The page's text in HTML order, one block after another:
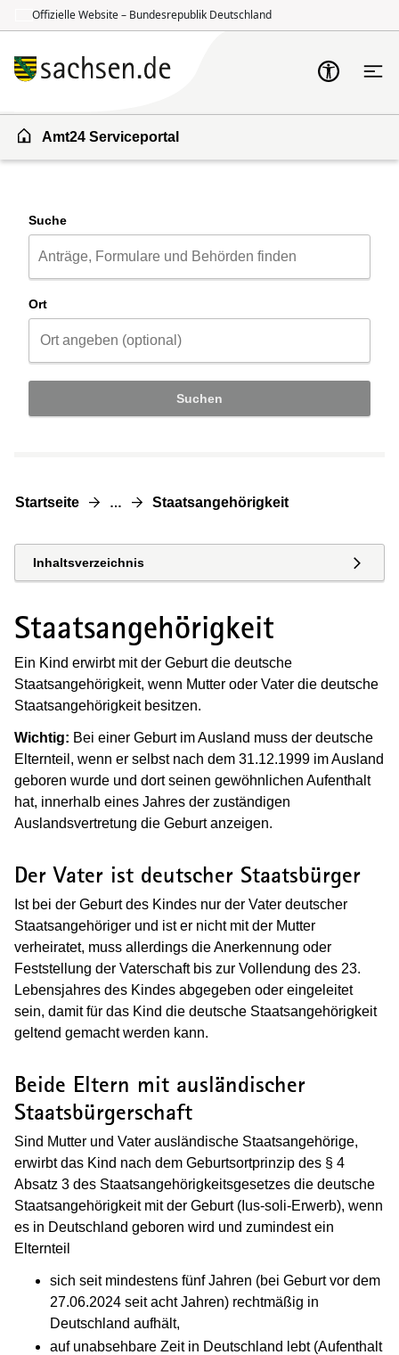
Offizielle Website – Bundesrepublik Deutschland
Amt24 Serviceportal
Suche
Ort
Suchen
Startseite … Staatsangehörigkeit
Inhaltsverzeichnis
Staatsangehörigkeit
Ein Kind erwirbt mit der Geburt die deutsche
Staatsangehörigkeit, wenn Mutter oder Vater die deutsche
Staatsangehörigkeit besitzen.
Wichtig: Bei einer Geburt im Ausland muss der deutsche
Elternteil, wenn er selbst nach dem 31.12.1999 im Ausland
geboren wurde und dort seinen gewöhnlichen Aufenthalt
hat, innerhalb eines Jahres der zuständigen
Auslandsvertretung die Geburt anzeigen.
Der Vater ist deutscher Staatsbürger
Ist bei der Geburt des Kindes nur der Vater deutscher
Staatsangehöriger und ist er nicht mit der Mutter
verheiratet, muss allerdings die Anerkennung oder
Feststellung der Vaterschaft bis zur Vollendung des 23.
Lebensjahres des Kindes abgegeben oder eingeleitet
sein, damit für das Kind die deutsche Staatsangehörigkeit
geltend gemacht werden kann.
Beide Eltern mit ausländischer
Staatsbürgerschaft
Sind Mutter und Vater ausländische Staatsangehörige,
erwirbt das Kind nach dem Geburtsortprinzip des § 4
Absatz 3 des Staatsangehörigkeitsgesetzes die deutsche
Staatsangehörigkeit mit der Geburt (Ius-soli-Erwerb), wenn
es in Deutschland geboren wird und zumindest ein
Elternteil
sich seit mindestens fünf Jahren (bei Geburt vor dem
27.06.2024 seit acht Jahren) rechtmäßig in
Deutschland aufhält,
auf unabsehbare Zeit in Deutschland lebt (Aufenthalt